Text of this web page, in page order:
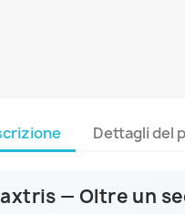
Dettagli del
— Oltre un